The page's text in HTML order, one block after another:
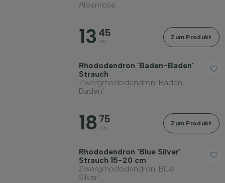
Alpenrose
13 45
Ab
Zum Produkt
Rhododendron 'Baden-Baden'
Strauch
Zwergrhododendron 'Baden
Baden'
18 75
Ab
Zum Produkt
Rhododendron 'Blue Silver'
Strauch 15-20 cm
Zwergrhododendron 'Blue
Silver'